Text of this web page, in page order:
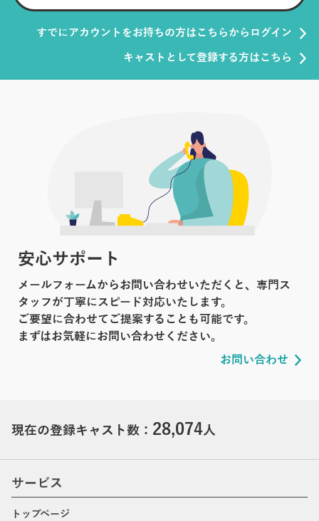
すでにアカウントをお持ちの方はこちらからログイン
キャストとして登録する方はこちら
安心サポート
メールフォームからお問い合わせいただくと、専門ス
タッフが丁寧にスピード対応いたします。
ご要望に合わせてご提案することも可能です。
まずはお気軽にお問い合わせください。
お問い合わせ
現在の登録キャスト数： 28,074人
サービス
トップページ